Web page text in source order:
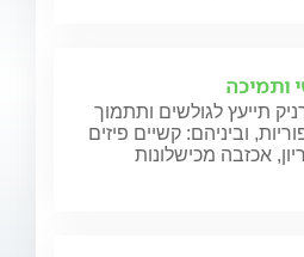
ותמיכה
תייעץ לגולשים ותתמוך
וביניהם: קשיים פיזים
אכזבה מכישלונות